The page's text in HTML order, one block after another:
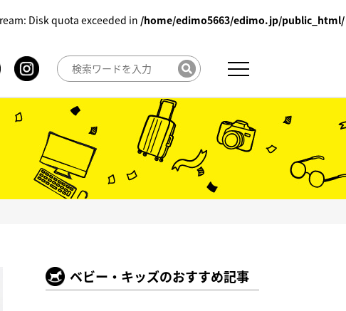
Disk quota exceeded in /home/edimo5663/edimo.jp/public_html/
ベビー・キッズのおすすめ記事